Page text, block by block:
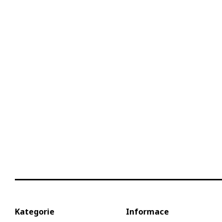
Kategorie Informace